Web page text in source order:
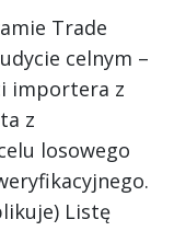
Trade
celnym –
importera z
z
losowego
Listę